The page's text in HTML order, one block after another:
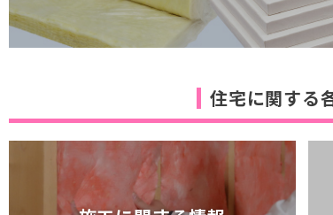
保温・保冷
住宅に関する